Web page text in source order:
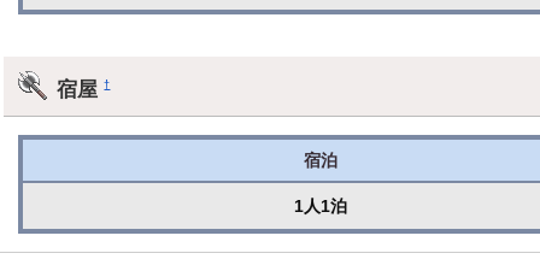
宿屋†
宿泊
1人1泊